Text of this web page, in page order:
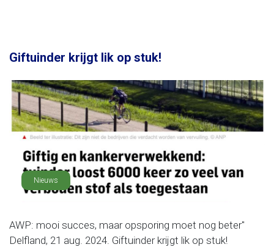
Giftuinder krijgt lik op stuk!
Nieuws
AWP: mooi succes, maar opsporing moet nog beter"
Delfland, 21 aug. 2024. Giftuinder krijgt lik op stuk!